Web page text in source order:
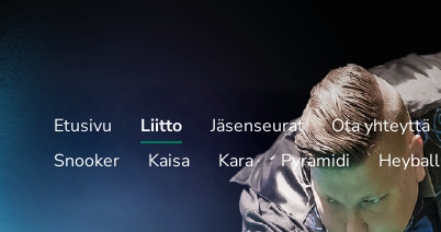
Etusivu Liitto Jäsenseurat Ota yhteyttä
Snooker
Kaisa Kara Pyramidi Heyball